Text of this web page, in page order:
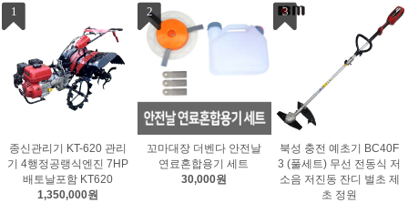
1
종신관리기 KT-620 관리
기 4행정공랭식엔진 7HP
배토날포함 KT620
1,350,000원
2
꼬마대장 더벤다 안전날
연료혼합용기 세트
30,000원
3
북성 충전 예초기 BC40F
3 (풀세트) 무선 전동식 저
소음 저진동 잔디 벌초 제
초 정원